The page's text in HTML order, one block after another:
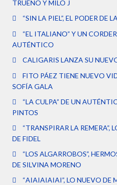
TRUENO Y MILO J
“SIN LA PIEL”, EL PODER DE
“EL ITALIANO” Y UN
AUTÉNTICO
CALIGARIS LANZA SU
FITO PÁEZ TIENE NUEVO
SOFÍA GALA
“LA CULPA” DE UN
PINTOS
“TRANSPIRAR LA REMERA”,
DE FIDEL
“LOS ALGARROBOS”,
DE SILVINA MORENO
“AIAIAIAIAI”, LO NUEVO DE